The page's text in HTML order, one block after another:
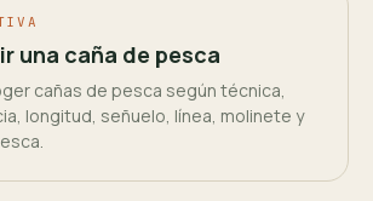
una caña de pesca
cañas de pesca según técnica,
longitud, señuelo, línea, molinete y